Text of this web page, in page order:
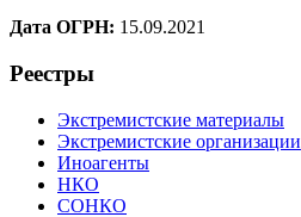
Дата ОГРН: 15.09.2021
Реестры
Экстремистские материалы
Экстремистские организации
Иноагенты
НКО
СОНКО